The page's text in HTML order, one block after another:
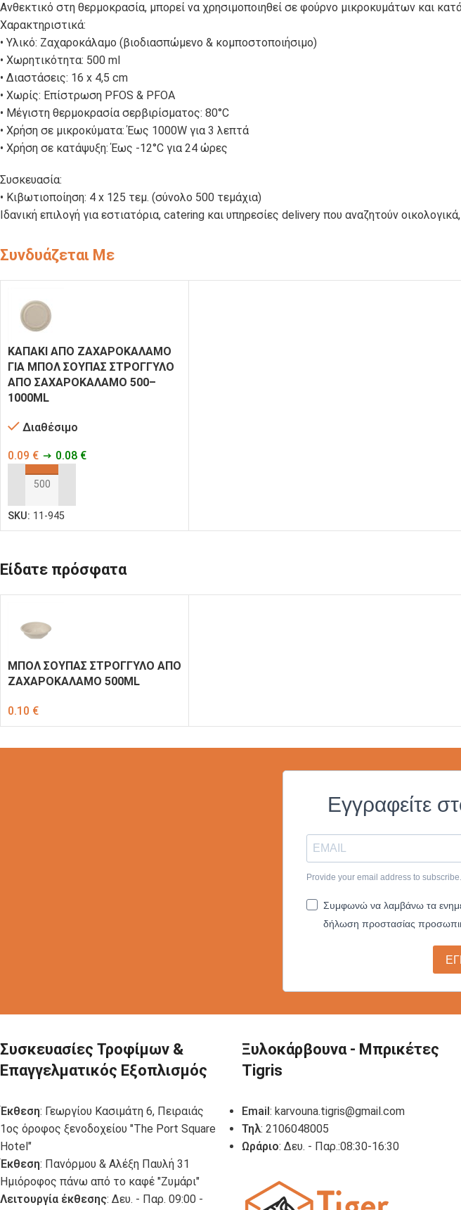
ΚΟΥΤΙΑ
ΦΑΓΗΤΟΥ
ΧΑΡΤΙΝΑ KRAFT
ΨΗΤΟΠΩΛΕΙΟΥ
ΣΚΕΥΗ ΓΙΑ
ΣΟΥΣΙ
ΣΚΕΥΗ ΑΠΟ
ΦΥΛΛΑ ΦΟΙΝΙΚΑ
ΝΤΙΠΑΚΙΑ
ΤΥΛΙΓΜΑΤΟΣ
Ανθεκτικό στη θερμοκρασία, μπορεί να χρησιμοποιηθεί σε φούρνο μικροκυμάτων και
Χαρακτηριστικά:
• Υλικό: Ζαχαροκάλαμο (βιοδιασπώμενο & κομποστοποιήσιμο)
• Χωρητικότητα: 500 ml
• Διαστάσεις: 16 x 4,5 cm
• Χωρίς: Επίστρωση PFOS & PFOA
• Μέγιστη θερμοκρασία σερβιρίσματος: 80°C
• Χρήση σε μικροκύματα: Έως 1000W για 3 λεπτά
• Χρήση σε κατάψυξη: Έως -12°C για 24 ώρες
Συσκευασία:
• Κιβωτιοποίηση: 4 x 125 τεμ. (σύνολο 500 τεμάχια)
Ιδανική επιλογή για εστιατόρια, catering και υπηρεσίες delivery που αναζητούν
Συνδυάζεται Με
ΚΑΠΑΚΙ ΑΠΟ ΖΑΧΑΡΟΚΑΛΑΜΟ
ΓΙΑ ΜΠΟΛ ΣΟΥΠΑΣ ΣΤΡΟΓΓΥΛΟ
ΑΠΟ ΣΑΧΑΡΟΚΑΛΑΜΟ 500–
1000ML
Διαθέσιμο
0.09 € 0.08 €
ΠΡΟΣΘΉΚΗ ΣΤΟ ΚΑΛΆΘΙ
SKU: 11-945
Είδατε πρόσφατα
ΜΠOΛ ΣΟΥΠΑΣ ΣΤΡΟΓΓΥΛΟ ΑΠΟ
ΖΑΧΑΡΟΚΑΛΑΜΟ 500ML
0.10 €
Εγγραφείτε
Provide your email address to
Συμφωνώ να λαμβάνω τα
δήλωση προστασίας
Συσκευασίες Τροφίμων &
Επαγγελματικός Εξοπλισμός
Έκθεση: Γεωργίου Κασιμάτη 6, Πειραιάς
1ος όροφος ξενοδοχείου "The Port Square
Hotel"
Έκθεση: Πανόρμου & Αλέξη Παυλή 31
Ημιόροφος πάνω από το καφέ "Ζυμάρι"
Λειτουργία έκθεσης: Δευ. - Παρ. 09:00 -
Ξυλοκάρβουνα - Μπρικέτες
Tigris
Email : karvouna.tigris@gmail.com
Τηλ: 2106048005
Ωράριο: Δευ. - Παρ.:08:30-16:30